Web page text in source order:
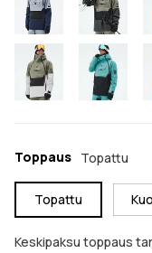
Toppaus Topattu
Topattu
Keskipaksu toppaus